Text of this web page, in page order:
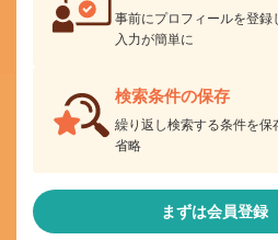
事前にプロフィールを登
入力が簡単に
検索条件の保存
繰り返し検索する条件を保
省略
まずは会員登録